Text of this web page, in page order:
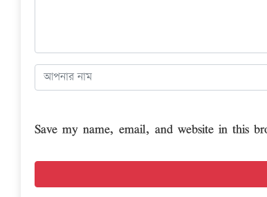
Save my name, email, and website in this